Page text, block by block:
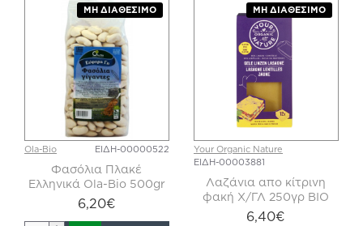
ΜΗ ΔΙΑΘΈΣΙΜΟ
Ola-Bio ΕΙΔΗ-00000522
Φασόλια Πλακέ
Ελληνικά Ola-Bio 500gr
6,20€
ΜΗ ΔΙΑΘΈΣΙΜΟ
Your Organic Nature
ΕΙΔΗ-00003881
Λαζάνια απο κίτρινη
φακή Χ/ΓΛ 250γρ ΒΙΟ
6,40€